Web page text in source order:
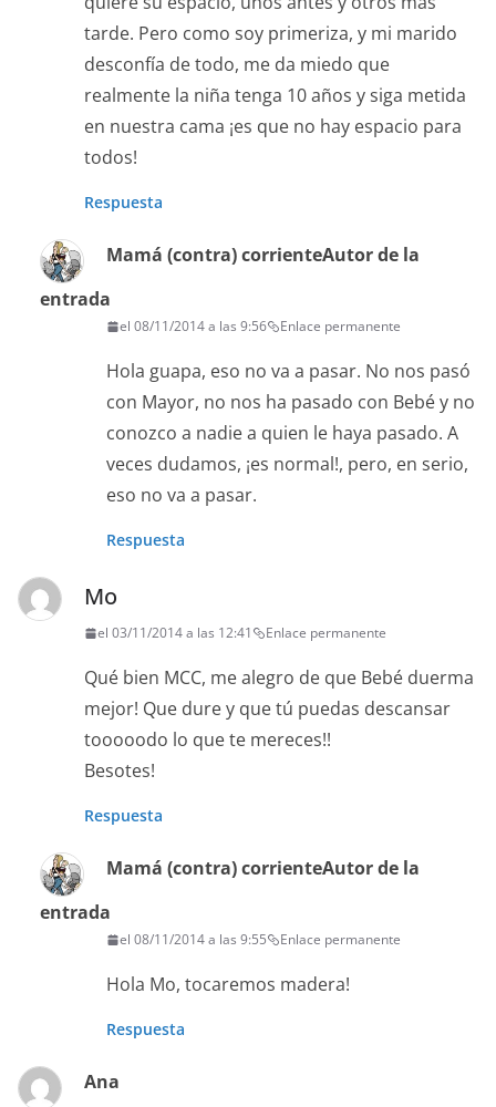
tarde. Pero como soy primeriza, y mi marido
desconfía de todo, me da miedo que
realmente la niña tenga 10 años y siga metida
en nuestra cama ¡es que no hay espacio para
todos!
Respuesta
Mamá (contra) corrienteAutor de la
entrada
el 08/11/2014 a las 9:56 Enlace permanente
Hola guapa, eso no va a pasar. No nos pasó
con Mayor, no nos ha pasado con Bebé y no
conozco a nadie a quien le haya pasado. A
veces dudamos, ¡es normal!, pero, en serio,
eso no va a pasar.
Respuesta
Mo
el 03/11/2014 a las 12:41 Enlace permanente
Qué bien MCC, me alegro de que Bebé duerma
mejor! Que dure y que tú puedas descansar
tooooodo lo que te mereces!!
Besotes!
Respuesta
Mamá (contra) corrienteAutor de la
entrada
el 08/11/2014 a las 9:55 Enlace permanente
Hola Mo, tocaremos madera!
Respuesta
Ana